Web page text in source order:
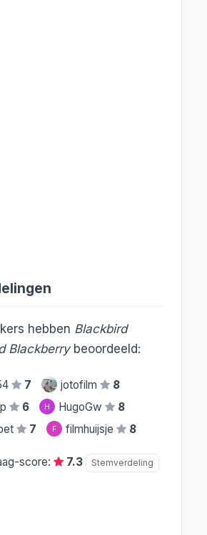
hebben Blackbird
Blackberrybeoordeeld:
7 jotofilm 8
6 H HugoGw 8
7 F filmhuijsje 8
score: 7.3 Stemverdeling